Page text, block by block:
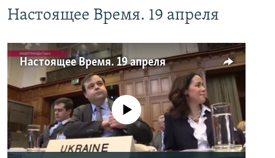
Настоящее Время. 19 апреля
Настоящее Время. 19 апреля
No media source currently available